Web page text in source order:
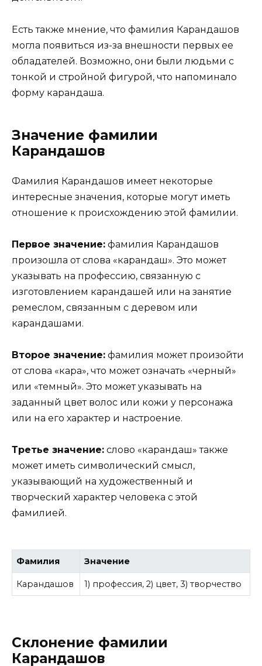
Есть также мнение, что фамилия Карандашов
могла появиться из-за внешности первых ее
обладателей. Возможно, они были людьми с
тонкой и стройной фигурой, что напоминало
форму карандаша.
Значение фамилии
Карандашов
Фамилия Карандашов имеет некоторые
интересные значения, которые могут иметь
отношение к происхождению этой фамилии.
Первое значение: фамилия Карандашов
произошла от слова «карандаш». Это может
указывать на профессию, связанную с
изготовлением карандашей или на занятие
ремеслом, связанным с деревом или
карандашами.
Второе значение: фамилия может произойти
от слова «кара», что может означать «черный»
или «темный». Это может указывать на
заданный цвет волос или кожи у персонажа
или на его характер и настроение.
Третье значение: слово «карандаш» также
может иметь символический смысл,
указывающий на художественный и
творческий характер человека с этой
фамилией.
Фамилия Значение
Карандашов 1) профессия, 2) цвет, 3) творчество
Склонение фамилии
Карандашов